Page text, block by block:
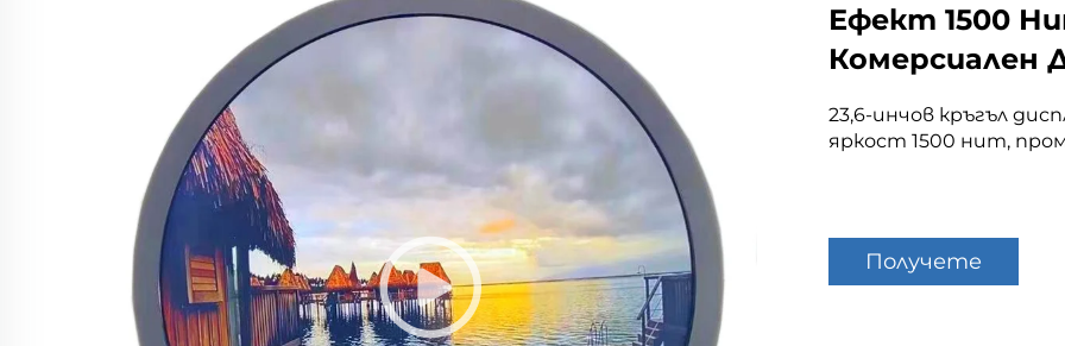
Ефект 1500
Комерсиален
23,6-инчов кръгъл
яркост 1500 нит,
Получете